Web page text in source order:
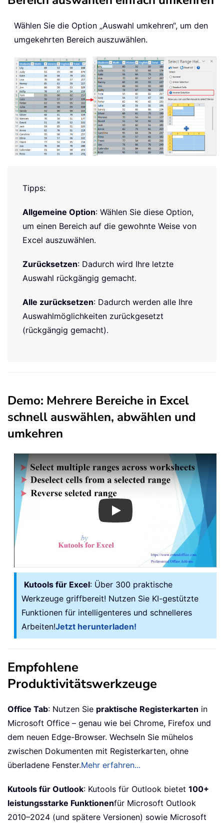
Wählen Sie die Option „Auswahl umkehren“, um den
umgekehrten Bereich auszuwählen.
Tipps:
Allgemeine Option: Wählen Sie diese Option,
um einen Bereich auf die gewohnte Weise von
Excel auszuwählen.
Zurücksetzen: Dadurch wird Ihre letzte
Auswahl rückgängig gemacht.
Alle zurücksetzen: Dadurch werden alle Ihre
Auswahlmöglichkeiten zurückgesetzt
(rückgängig gemacht).
Demo: Mehrere Bereiche in Excel
schnell auswählen, abwählen und
umkehren
Play
Kutools für Excel: Über 300 praktische
Werkzeuge griffbereit! Nutzen Sie KI-gestützte
Funktionen für intelligenteres und schnelleres
Arbeiten!Jetzt herunterladen!
Empfohlene
Produktivitätswerkzeuge
Office Tab: Nutzen Sie praktische Registerkarten in
Microsoft Office – genau wie bei Chrome, Firefox und
dem neuen Edge-Browser. Wechseln Sie mühelos
zwischen Dokumenten mit Registerkarten, ohne
überladene Fenster.Mehr erfahren...
Kutools für Outlook: Kutools für Outlook bietet 100+
leistungsstarke Funktionenfür Microsoft Outlook
2010–2024 (und spätere Versionen) sowie Microsoft